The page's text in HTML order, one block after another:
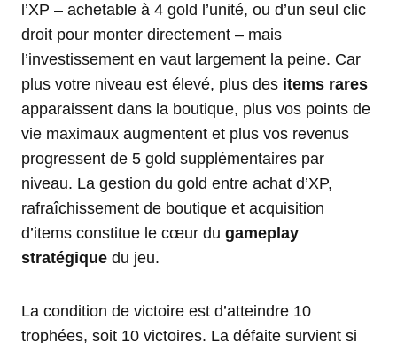
l’XP – achetable à 4 gold l’unité, ou d’un seul clic
droit pour monter directement – mais
l’investissement en vaut largement la peine. Car
plus votre niveau est élevé, plus des items rares
apparaissent dans la boutique, plus vos points de
vie maximaux augmentent et plus vos revenus
progressent de 5 gold supplémentaires par
niveau. La gestion du gold entre achat d’XP,
rafraîchissement de boutique et acquisition
d’items constitue le cœur du gameplay
stratégique du jeu.
La condition de victoire est d’atteindre 10
trophées, soit 10 victoires. La défaite survient si